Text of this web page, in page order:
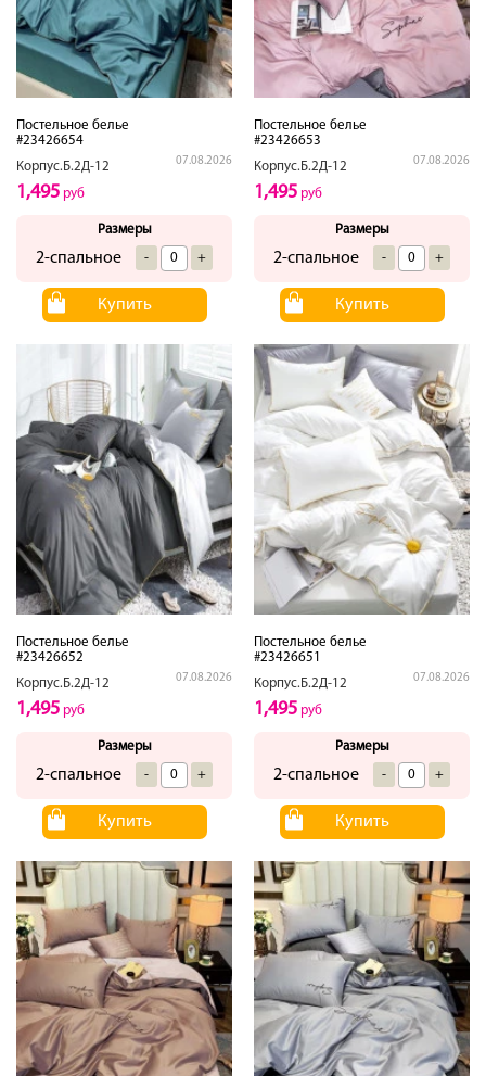
Постельное белье
#23426654
Корпус.Б.2Д-12
07.08.2026
1,495 руб
Размеры
2-спальное - +
Купить
Постельное белье
#23426653
Корпус.Б.2Д-12
07.08.2026
1,495 руб
Размеры
2-спальное - +
Купить
Постельное белье
#23426652
Корпус.Б.2Д-12
07.08.2026
1,495 руб
Размеры
2-спальное - +
Купить
Постельное белье
#23426651
Корпус.Б.2Д-12
07.08.2026
1,495 руб
Размеры
2-спальное - +
Купить